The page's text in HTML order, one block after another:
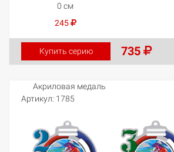
0 см
245
Купить серию 735
Акриловая медаль
Артикул: 1785